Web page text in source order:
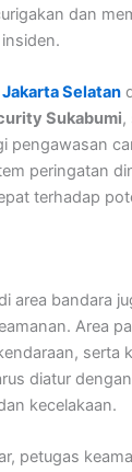
dan
Selatan
Sukabumi,
pengawasan
peringatan
terhadap
area bandara
Area
serta
diatur
kecelakaan.
petugas